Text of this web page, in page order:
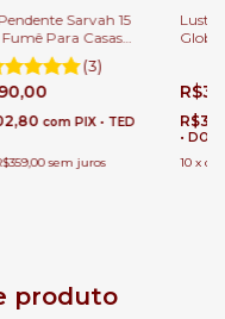
Sarvah 15
Para Casas
Duplo e Alto.
(3)
com PIX • TED
sem juros
• DOC
10 x de
produto